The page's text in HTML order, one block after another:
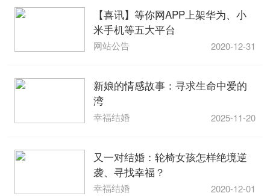
【喜讯】等你网APP上架华为、小
米手机等五大平台
网站公告 2020-12-31
新娘的情感故事：寻求生命中爱的
湾
幸福结婚 2025-11-20
又一对结婚：轮椅女孩怎样绝境逆
袭、寻找幸福？
幸福结婚 2020-12-01